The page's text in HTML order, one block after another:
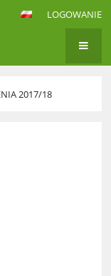
LOGOWANIE
2017/18